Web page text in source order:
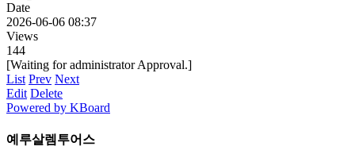
Date
2026-06-06 08:37
Views
144
[Waiting for administrator Approval.]
List Prev Next
Edit Delete
Powered by KBoard
예루살렘투어스